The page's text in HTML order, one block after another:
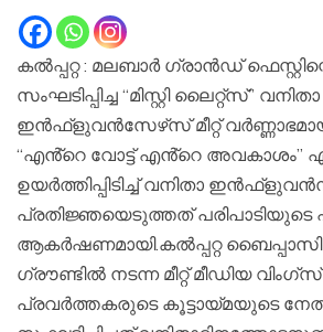
കൽപ്പറ്റ : മലബാർ ഗ്രാൻഡ്
സംഘടിപ്പിച്ച “മിസ്റ്റി ലൈറ്റ്സ്” വനിതാ
ഇൻഫ്ളുവൻസേഴ്‌സ് മീറ്റ്
“എൻ്റെ വോട്ട് എൻ്റെ അവകാശം”
ഉയർത്തിപ്പിടിച്ച് വനിതാ
പ്രതിജ്ഞയെടുത്തത് പരിപാടിയുടെ
ആകർഷണമായി.കൽപ്പറ്റ
ഗ്രൗണ്ടിൽ നടന്ന മീറ്റ് മീഡിയ
പ്രവർത്തകരുടെ കൂട്ടായ്മയുടെ